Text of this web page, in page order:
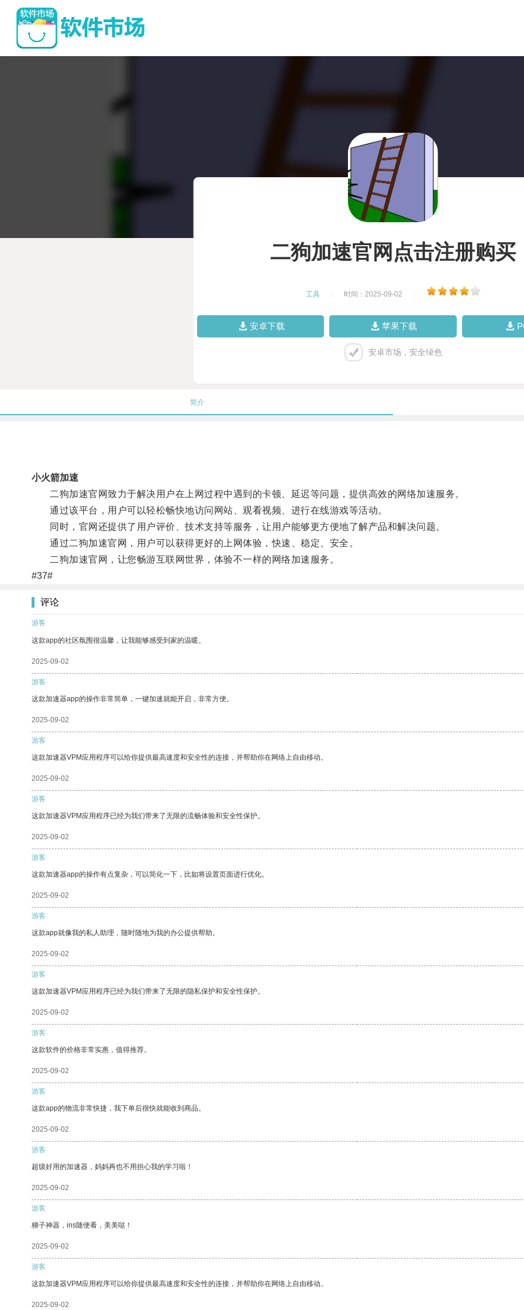
二狗加速官网点击注册购买
工具 时间：2025-09-02
安卓下载 苹果下载
安卓市场，安全绿色
简介
小火箭加速
二狗加速官网致力于解决用户在上网过程中遇到的卡顿、延迟等问题，提供高效的网络加速服务。
通过该平台，用户可以轻松畅快地访问网站、观看视频、进行在线游戏等活动。
同时，官网还提供了用户评价、技术支持等服务，让用户能够更方便地了解产品和解决问题。
通过二狗加速官网，用户可以获得更好的上网体验，快速、稳定、安全。
二狗加速官网，让您畅游互联网世界，体验不一样的网络加速服务。
#37#
评论
游客
这款app的社区氛围很温馨，让我能够感受到家的温暖。
2025-09-02
游客
这款加速器app的操作非常简单，一键加速就能开启，非常方便。
2025-09-02
游客
这款加速器VPM应用程序可以给你提供最高速度和安全性的连接，并帮助你在网络上自由移动。
2025-09-02
游客
这款加速器VPM应用程序已经为我们带来了无限的流畅体验和安全性保护。
2025-09-02
游客
这款加速器app的操作有点复杂，可以简化一下，比如将设置页面进行优化。
2025-09-02
游客
这款app就像我的私人助理，随时随地为我的办公提供帮助。
2025-09-02
游客
这款加速器VPM应用程序已经为我们带来了无限的隐私保护和安全性保护。
2025-09-02
游客
这款软件的价格非常实惠，值得推荐。
2025-09-02
游客
这款app的物流非常快捷，我下单后很快就能收到商品。
2025-09-02
游客
超级好用的加速器，妈妈再也不用担心我的学习啦！
2025-09-02
游客
梯子神器，ins随便看，美美哒！
2025-09-02
游客
这款加速器VPM应用程序可以给你提供最高速度和安全性的连接，并帮助你在网络上自由移动。
2025-09-02